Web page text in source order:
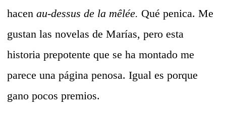
hacen au-dessus de la mêlée. Qué penica. Me
gustan las novelas de Marías, pero esta
historia prepotente que se ha montado me
parece una página penosa. Igual es porque
gano pocos premios.